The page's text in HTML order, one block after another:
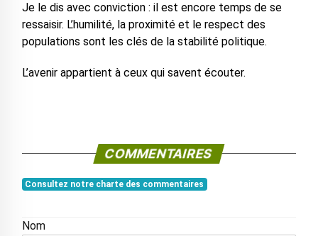
Je le dis avec conviction : il est encore temps de se
ressaisir. L’humilité, la proximité et le respect des
populations sont les clés de la stabilité politique.
L’avenir appartient à ceux qui savent écouter.
COMMENTAIRES
Consultez notre charte des commentaires
Nom